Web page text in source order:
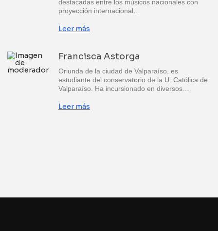
destacadas entre los músicos nacionales con
proyección internacional…
Leer más
Francisca Astorga
Oriunda de la ciudad de Valparaíso, es
estudiante del conservatorio de la U. Católica de
Valparaíso. Ha incursionado en diversos…
Leer más